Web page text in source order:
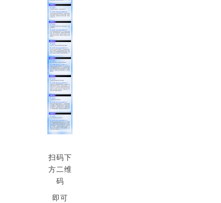
扫码下
方二维
码
即可